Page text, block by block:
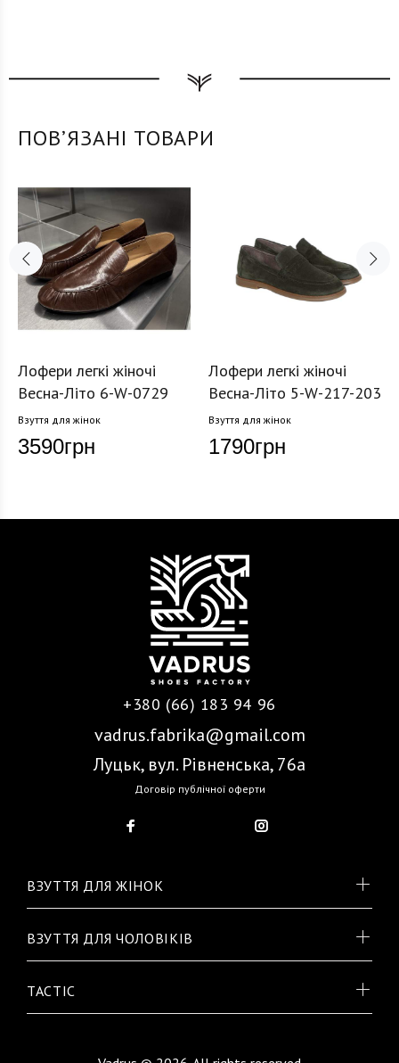
ПОВʼЯЗАНІ ТОВАРИ
Лофери легкі жіночі
Весна-Літо 6-W-0729
Взуття для жінок
3590грн
Лофери легкі жіночі
Весна-Літо 5-W-217-203
Взуття для жінок
1790грн
+380 (66) 183 94 96
vadrus.fabrika@gmail.com
Луцьк, вул. Рівненська, 76а
Договір публічної оферти
ВЗУТТЯ ДЛЯ ЖІНОК
ВЗУТТЯ ДЛЯ ЧОЛОВІКІВ
TACTIC